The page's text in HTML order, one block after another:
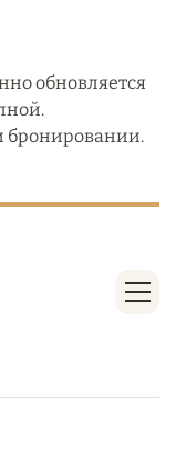
обновляется
бронировании.